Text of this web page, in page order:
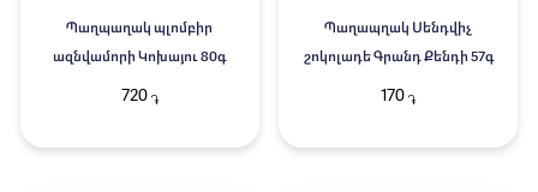
Պաղպաղակ պլոմբիր
ազնվամորի Կոխայու 80գ
720֏
Պաղապղակ Սենդվիչ
շոկոլադե Գրանդ Քենդի 57գ
170 ֏